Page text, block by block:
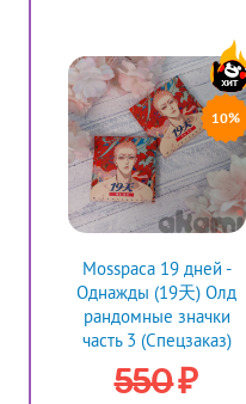
10%
Mosspaca 19 дней -
Однажды (19天) Олд
рандомные значки
часть 3 (Спецзаказ)
550₽